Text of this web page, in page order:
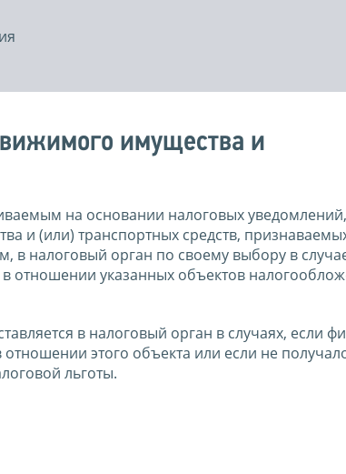
имущества и
на основании налоговых
и (или) транспортных средств,
в налоговый орган по своему выбору в
отношении указанных объектов
в налоговый орган в случаях, если
этого объекта или если не
льготы.